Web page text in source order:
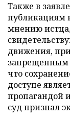
Также в
публикациям
мнению
движения,
запрещенным
что
доступе
пропагандой
суд признал